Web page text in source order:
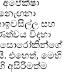
සහ
විදහා
සොරෝකින්ගේ
එහෙත්, මෙහි
අසිරිමත්ම